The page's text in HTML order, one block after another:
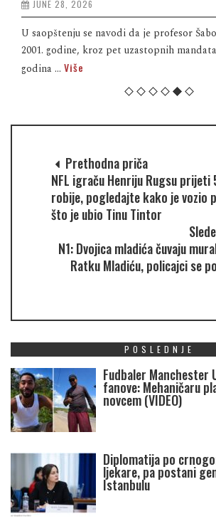
JUNE 28, 2026
U saopštenju se navodi da je profesor
2001. godine, kroz pet uzastopnih
godina ... Više
Prethodna priča
NFL igraču Henriju Rugsu prijeti
robije, pogledajte kako je vozio
što je ubio Tinu Tintor
N1: Dvojica mladića čuvaju
Ratku Mladiću, policajci se
POSLEDNJE
Fudbaler Manchester
fanove: Mehaničaru
novcem (VIDEO)
Diplomatija po
ljekare, pa postani
Istanbulu